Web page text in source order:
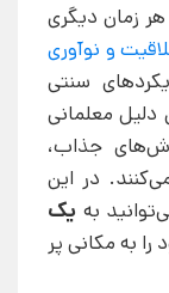
زمان دیگری
و نوآوری
سنتی
معلمانی
جذاب،
در این
به یک
به مکانی پر